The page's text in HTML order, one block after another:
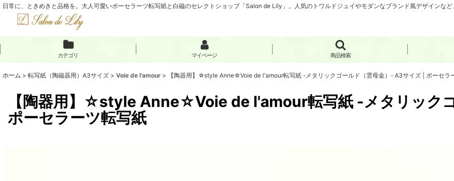
日常に、ときめきと品格を。大人可愛いポーセラーツ転写紙と白磁のセレクトショップ「Salon de Lily」。人気のトワルドジュイやモダンなブランド風デザインな
カテゴリ マイページ 商品検索
ホーム > 転写紙（陶磁器用）A3サイズ > Voie de l'amour > 【陶器用】☆style Anne☆Voie de l'amour転写紙 -メタリックゴールド（雲母金）- A3サイズ | ポーセラ
【陶器用】☆style Anne☆Voie de l'amour転写紙 -メタリック
ポーセラーツ転写紙